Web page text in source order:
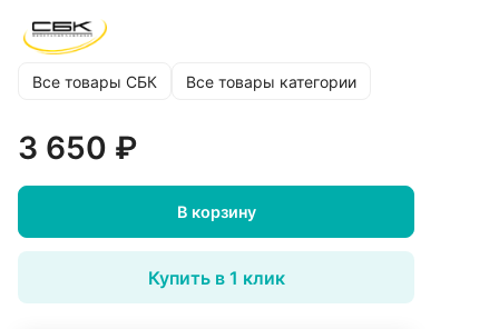
Все товары СБК Все товары категории
3 650 ₽
В корзину
Купить в 1 клик